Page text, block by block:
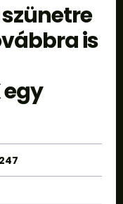
is
egy